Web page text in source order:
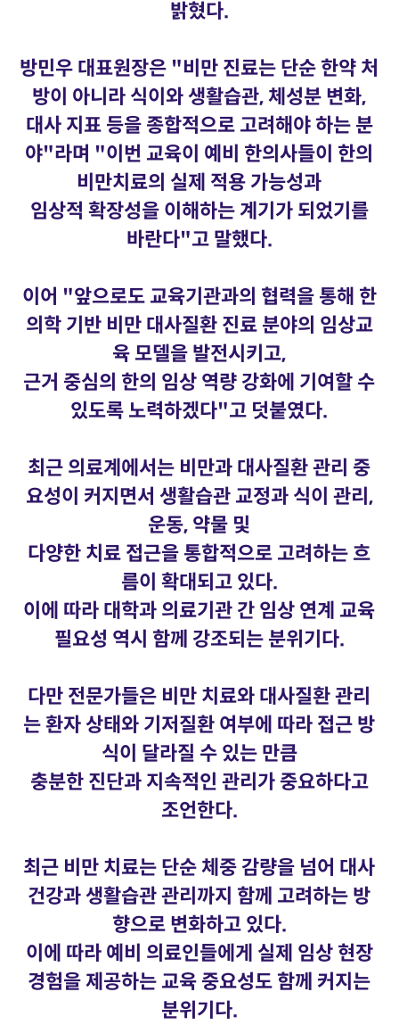
밝혔다.
방민우 대표원장은 "비만 진료는 단순 한약 처
방이 아니라 식이와 생활습관, 체성분 변화,
대사 지표 등을 종합적으로 고려해야 하는 분
야"라며 "이번 교육이 예비 한의사들이 한의
비만치료의 실제 적용 가능성과
임상적 확장성을 이해하는 계기가 되었기를
바란다"고 말했다.
이어 "앞으로도 교육기관과의 협력을 통해 한
의학 기반 비만 대사질환 진료 분야의 임상교
육 모델을 발전시키고,
근거 중심의 한의 임상 역량 강화에 기여할 수
있도록 노력하겠다"고 덧붙였다.
최근 의료계에서는 비만과 대사질환 관리 중
요성이 커지면서 생활습관 교정과 식이 관리,
운동, 약물 및
다양한 치료 접근을 통합적으로 고려하는 흐
름이 확대되고 있다.
이에 따라 대학과 의료기관 간 임상 연계 교육
필요성 역시 함께 강조되는 분위기다.
다만 전문가들은 비만 치료와 대사질환 관리
는 환자 상태와 기저질환 여부에 따라 접근 방
식이 달라질 수 있는 만큼
충분한 진단과 지속적인 관리가 중요하다고
조언한다.
최근 비만 치료는 단순 체중 감량을 넘어 대사
건강과 생활습관 관리까지 함께 고려하는 방
향으로 변화하고 있다.
이에 따라 예비 의료인들에게 실제 임상 현장
경험을 제공하는 교육 중요성도 함께 커지는
분위기다.